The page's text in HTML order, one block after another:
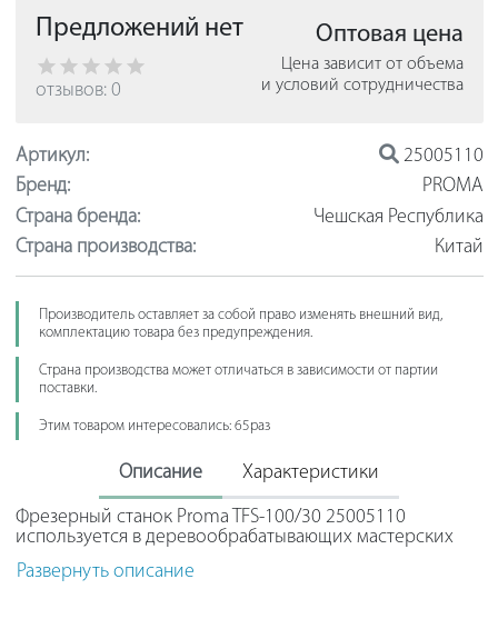
Предложений нет
отзывов: 0
Оптовая цена
Цена зависит от объема
и условий сотрудничества
Артикул:
25005110
Бренд:
PROMA
Страна бренда:
Чешская Республика
Страна производства:
Китай
Производитель оставляет за собой право изменять внешний вид,
комплектацию товара без предупреждения.
Страна производства может отличаться в зависимости от партии
поставки.
Этим товаром интересовались: 65раз
Описание Характеристики
Фрезерный станок Proma TFS-100/30 25005110
используется в деревообрабатывающих мастерских
или в столярном производстве для изготовления
фасонных деталей. Станок имеет угловой упор со
Развернуть описание